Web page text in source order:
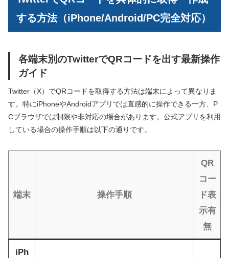
する方法（iPhone/Android/PC完全対応）
各端末別のTwitterでQRコードを出す最新操作
ガイド
Twitter（X）でQRコードを取得する方法は端末によって異なりま
す。特にiPhoneやAndroidアプリでは直感的に操作できる一方、P
Cブラウザでは制限や非対応の場合があります。公式アプリを利用
している場合の操作手順は以下の通りです。
端末 操作手順
QR
コー
ド表
示有
無
iPh